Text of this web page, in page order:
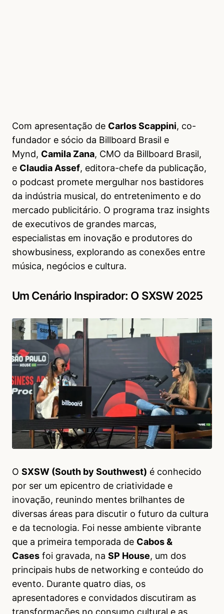
Com apresentação de Carlos Scappini, co-
fundador e sócio da Billboard Brasil e
Mynd, Camila Zana, CMO da Billboard Brasil,
e Claudia Assef, editora-chefe da publicação,
o podcast promete mergulhar nos bastidores
da indústria musical, do entretenimento e do
mercado publicitário. O programa traz insights
de executivos de grandes marcas,
especialistas em inovação e produtores do
showbusiness, explorando as conexões entre
música, negócios e cultura.
Um Cenário Inspirador: O SXSW 2025
O SXSW (South by Southwest) é conhecido
por ser um epicentro de criatividade e
inovação, reunindo mentes brilhantes de
diversas áreas para discutir o futuro da cultura
e da tecnologia. Foi nesse ambiente vibrante
que a primeira temporada de Cabos &
Cases foi gravada, na SP House, um dos
principais hubs de networking e conteúdo do
evento. Durante quatro dias, os
apresentadores e convidados discutiram as
transformações no consumo cultural e as